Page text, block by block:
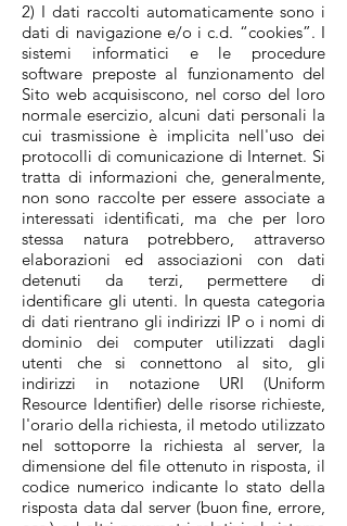
2) I dati raccolti automaticamente sono i
dati di navigazione e/o i c.d. “cookies”. I
sistemi informatici e le procedure
software preposte al funzionamento del
Sito web acquisiscono, nel corso del loro
normale esercizio, alcuni dati personali la
cui trasmissione è implicita nell'uso dei
protocolli di comunicazione di Internet. Si
tratta di informazioni che, generalmente,
non sono raccolte per essere associate a
interessati identificati, ma che per loro
stessa natura potrebbero, attraverso
elaborazioni ed associazioni con dati
detenuti da terzi, permettere di
identificare gli utenti. In questa categoria
di dati rientrano gli indirizzi IP o i nomi di
dominio dei computer utilizzati dagli
utenti che si connettono al sito, gli
indirizzi in notazione URI (Uniform
Resource Identifier) delle risorse richieste,
l'orario della richiesta, il metodo utilizzato
nel sottoporre la richiesta al server, la
dimensione del file ottenuto in risposta, il
codice numerico indicante lo stato della
risposta data dal server (buon fine, errore,